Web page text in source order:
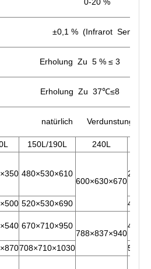
±0,1 % (Infrarot Sensor)
Erholung Zu 5 % ≤ 3
Erholung Zu 37℃≤8
natürlich Verdunstung≥90
150L/190L 240L
480×530×610
600×630×670
520×530×690
670×710×950
788×837×940
708×710×1030